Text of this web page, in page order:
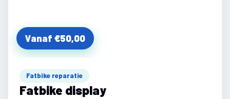
Vanaf €50,00
Fatbike reparatie
Fatbike display